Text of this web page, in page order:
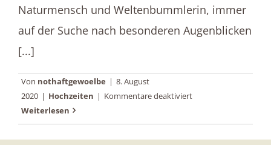
Naturmensch und Weltenbummlerin, immer
auf der Suche nach besonderen Augenblicken
[...]
Von nothaftgewoelbe | 8. August
2020 | Hochzeiten | Kommentare deaktiviertfür
Anna
Fotografie
Weiterlesen